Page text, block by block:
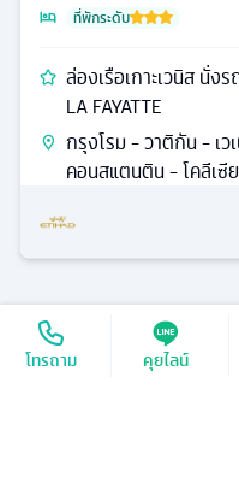
โทรถาม คุยไลน์
ที่พักระดับ
ล่องเรือเกาะเวนิส นั่
LA FAYATTE
กรุงโรม - วาติกัน - เว
คอนสแตนติน - โคลีเซี